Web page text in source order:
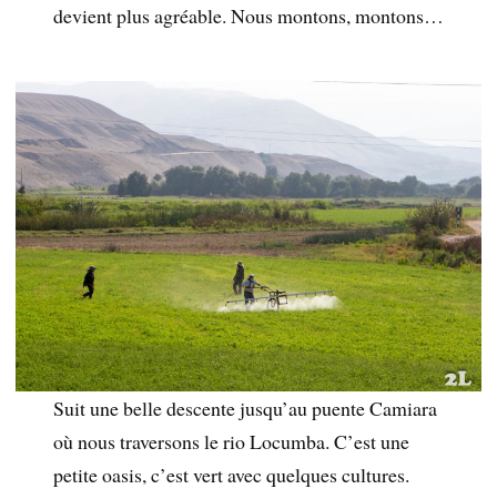
devient plus agréable. Nous montons, montons…
Suit une belle descente jusqu’au puente Camiara
où nous traversons le rio Locumba. C’est une
petite oasis, c’est vert avec quelques cultures.